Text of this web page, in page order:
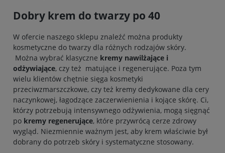
Dobry krem do twarzy po 40
W ofercie naszego sklepu znaleźć można produkty
kosmetyczne do twarzy dla różnych rodzajów skóry.
Można wybrać klasyczne kremy nawilżające i
odżywiające, czy też matujące i regenerujące. Poza tym
wielu klientów chętnie sięga kosmetyki
przeciwzmarszczkowe, czy też kremy dedykowane dla cery
naczynkowej, łagodzące zaczerwienienia i kojące skórę. Ci,
którzy potrzebują intensywnego odżywienia, mogą sięgnąć
po kremy regenerujące, które przywrócą cerze zdrowy
wygląd. Niezmiennie ważnym jest, aby krem właściwie był
dobrany do potrzeb skóry i systematyczne stosowany.